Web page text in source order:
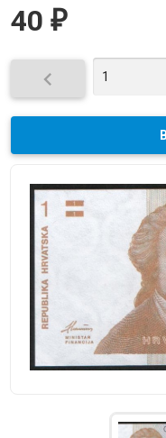
40 ₽
